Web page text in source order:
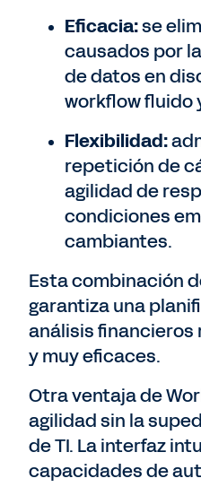
Eficacia:se
causados por
de datos en
workflow fluido
Flexibilidad:
repetición de
agilidad de
condiciones
cambiantes.
Esta combinación
garantiza una
análisis
y muy eficaces.
Otra ventaja de
agilidad sin la
de TI. La interfaz
capacidades de